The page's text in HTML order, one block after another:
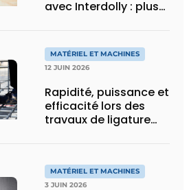
avec Interdolly : plus
transport spécial
MATÉRIEL ET MACHINES
12 JUIN 2026
Rapidité, puissance et
efficacité lors des
travaux de ligature
MATÉRIEL ET MACHINES
3 JUIN 2026